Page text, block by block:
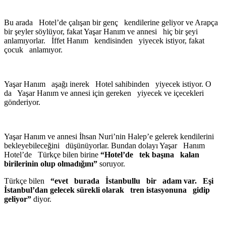
Bu arada Hotel’de çalışan bir genç kendilerine geliyor ve Arapça
bir şeyler söylüyor, fakat Yaşar Hanım ve annesi hiç bir şeyi
anlamıyorlar. İffet Hanım kendisinden yiyecek istiyor, fakat
çocuk anlamıyor.
Yaşar Hanım aşağı inerek Hotel sahibinden yiyecek istiyor. O
da Yaşar Hanım ve annesi için gereken yiyecek ve içecekleri
gönderiyor.
Yaşar Hanım ve annesi İhsan Nuri’nin Halep’e gelerek kendilerini
bekleyebileceğini düşünüyorlar. Bundan dolayı Yaşar Hanım
Hotel’de Türkçe bilen birine “Hotel’de tek başına kalan
birilerinin olup olmadığını” soruyor.
Türkçe bilen “evet burada İstanbullu bir adam var. Eşi
İstanbul’dan gelecek sürekli olarak tren istasyonuna gidip
geliyor” diyor.